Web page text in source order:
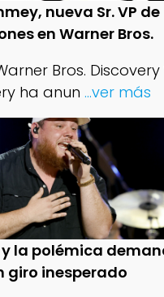
nueva Sr. VP de
en Warner Bros.
Bros.
ha anun ...ver más
y la polémica
giro inesperado